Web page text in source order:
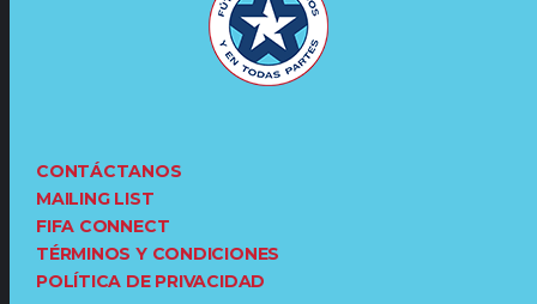
CONTÁCTANOS
MAILING LIST
FIFA CONNECT
TÉRMINOS Y CONDICIONES
POLÍTICA DE PRIVACIDAD